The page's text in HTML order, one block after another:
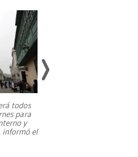
todos
para
y
informó el